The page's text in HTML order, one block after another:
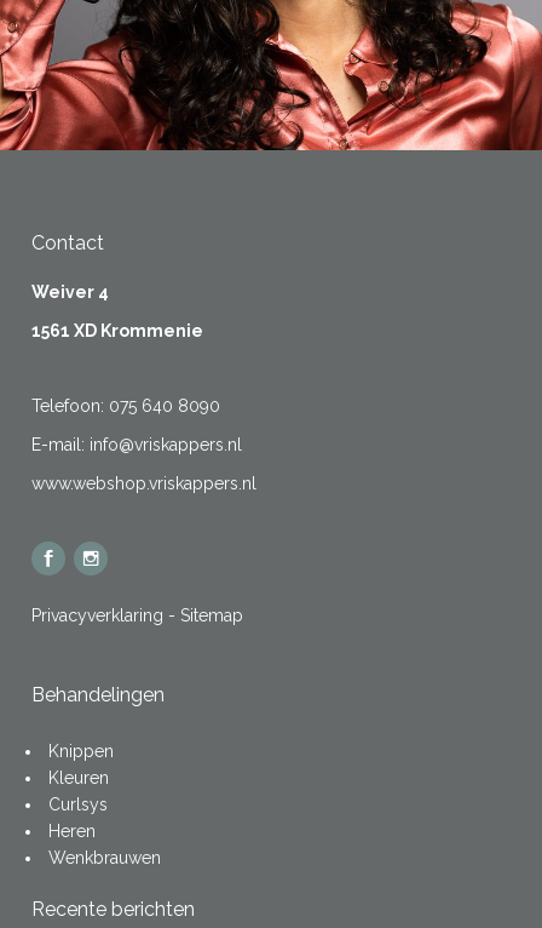
Contact
Weiver 4
1561 XD Krommenie
Telefoon: 075 640 8090
E-mail: info@vriskappers.nl
www.webshop.vriskappers.nl
Privacyverklaring - Sitemap
Behandelingen
Knippen
Kleuren
Curlsys
Heren
Wenkbrauwen
Recente berichten